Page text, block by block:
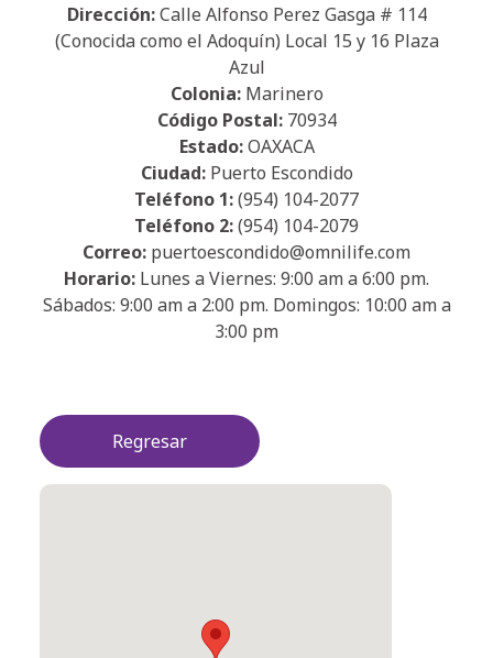
Dirección:Calle Alfonso Perez Gasga # 114
(Conocida como el Adoquín) Local 15 y 16 Plaza
Azul
Colonia:Marinero
Código Postal:70934
Estado:OAXACA
Ciudad:Puerto Escondido
Teléfono 1:(954) 104-2077
Teléfono 2:(954) 104-2079
Correo: puertoescondido@omnilife.com
Horario: Lunes a Viernes: 9:00 am a 6:00 pm.
Sábados: 9:00 am a 2:00 pm. Domingos: 10:00 am a
3:00 pm
Regresar